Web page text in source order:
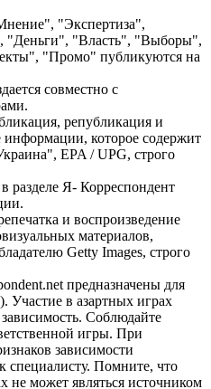
"Экспертиза",
"Деньги", "Власть", "Выборы",
"Промо" публикуются на
совместно с
републикация и
информации, которое содержит
EPA / UPG, строго
разделе Я- Корреспондент
и воспроизведение
материалов,
Getty Images, строго
предназначены для
Участие в азартных играх
Соблюдайте
игры. При
зависимости
специалисту. Помните, что
не может являться источником